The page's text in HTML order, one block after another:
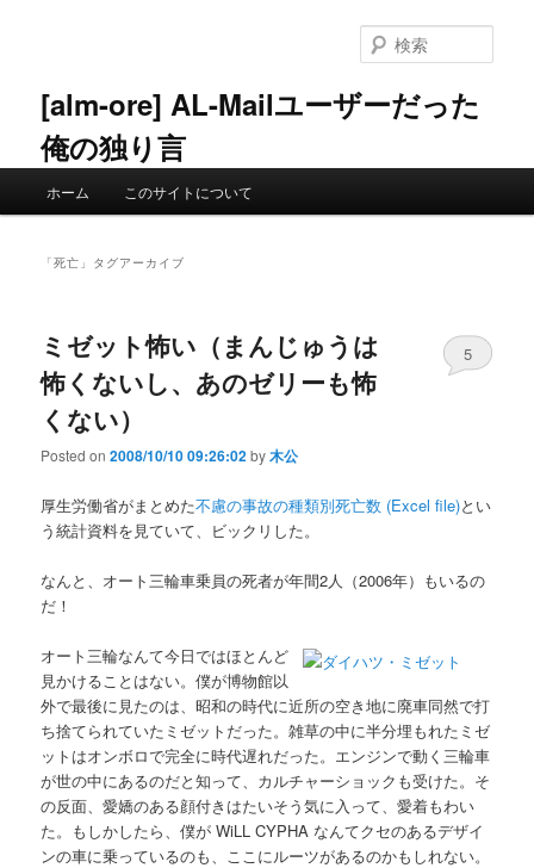
ン
へ
ツ
移
[alm-ore] AL-Mailユーザーだった
俺の独り言
索
ホーム このサイトについて
「死亡 」タグアーカイブ
ミゼット怖い（まんじゅうは
怖くないし、あのゼリーも怖
くない）
Posted on2008/10/10 09:26:02by木公
5
厚生労働省がまとめた不慮の事故の種類別死亡数 (Excel file)とい
う統計資料を見ていて、ビックリした。
なんと、オート三輪車乗員の死者が年間2人（2006年）もいるの
だ！
オート三輪なんて今日ではほとんど
見かけることはない。僕が博物館以
外で最後に見たのは、昭和の時代に近所の空き地に廃車同然で打
ち捨てられていたミゼットだった。雑草の中に半分埋もれたミゼ
ットはオンボロで完全に時代遅れだった。エンジンで動く三輪車
が世の中にあるのだと知って、カルチャーショックも受けた。そ
の反面、愛嬌のある顔付きはたいそう気に入って、愛着もわい
た。もしかしたら、僕が WiLL CYPHA なんてクセのあるデザイ
ンの車に乗っているのも、ここにルーツがあるのかもしれない。